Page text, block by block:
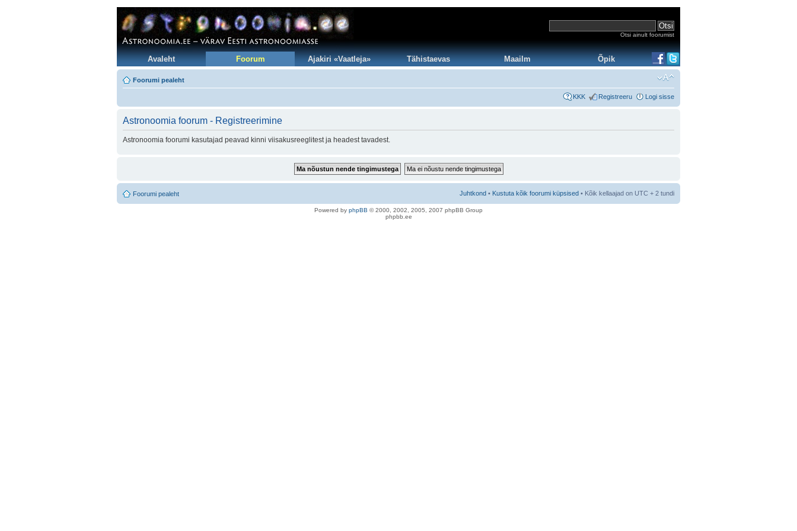
Otsi ainult foorumist
Avaleht Foorum Ajakiri «Vaatleja» Tähistaevas Maailm Õpik
Foorumi pealeht
KKK Registreeru Logi sisse
Astronoomia foorum - Registreerimine
Astronoomia foorumi kasutajad peavad kinni viisakusreeglitest ja headest tavadest.
Foorumi pealeht Juhtkond • Kustuta kõik foorumi küpsised • Kõik kellaajad on UTC + 2 tundi
Powered by phpBB © 2000, 2002, 2005, 2007 phpBB Group
phpbb.ee